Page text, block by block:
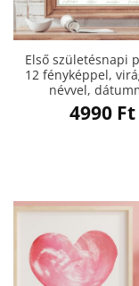
Első születésnapi
12 fényképpel,
névvel,
4990 Ft